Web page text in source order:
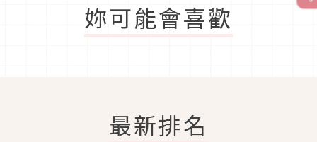
妳可能會喜歡
最新排名